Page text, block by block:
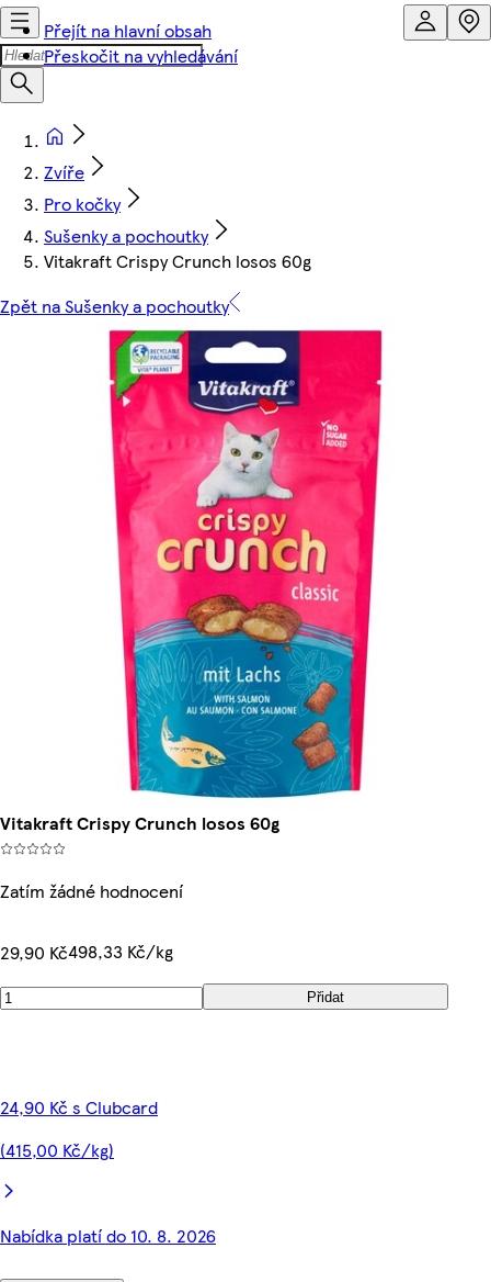
Přejít na hlavní obsah
Přeskočit na vyhledávání
Zvíře
Pro kočky
Sušenky a pochoutky
Vitakraft Crispy Crunch losos 60g
Zpět na Sušenky a pochoutky
Vitakraft Crispy Crunch losos 60g
Zatím žádné hodnocení
29,90 Kč498,33 Kč/kg
Přidat
24,90 Kč s Clubcard
(415,00 Kč/kg)
Nabídka platí do 10. 8. 2026